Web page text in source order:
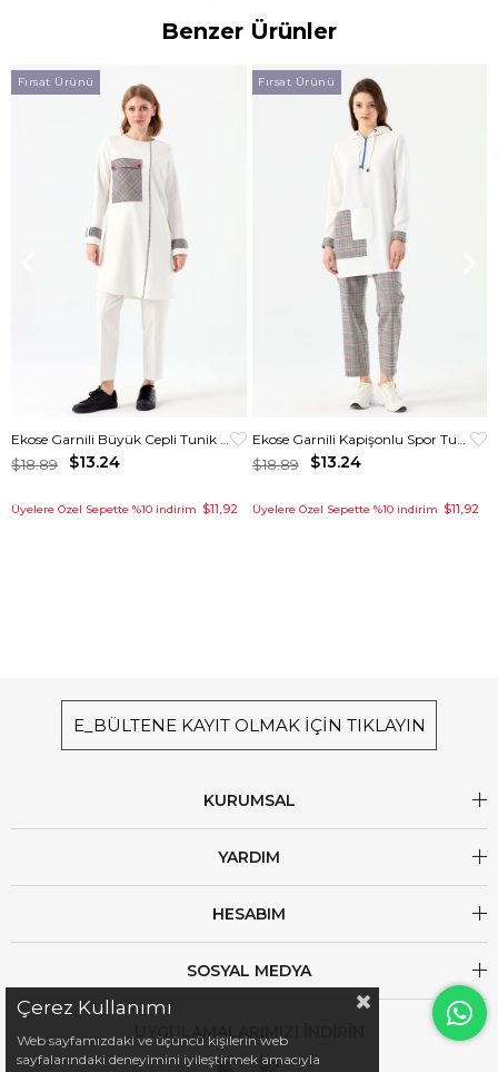
Benzer Ürünler
Ekose Garnili Büyük Cepli Tunik Ekru
$13.24
$18.89
Fırsat Ürünü
Üyelere Özel Sepette %10 indirim $11,92
Ekose Garnili Kapişonlu Spor Tunik Krem
$13.24
$18.89
Fırsat Ürünü
Üyelere Özel Sepette %10 indirim $11,92
E_BÜLTENE KAYIT OLMAK İÇİN TIKLAYIN
KURUMSAL
YARDIM
HESABIM
SOSYAL MEDYA
UYGULAMALARIMIZI İNDİRİN
Çerez Kullanımı
Web sayfamızdaki ve üçüncü kişilerin web
sayfalarındaki deneyimini iyileştirmek amacıyla